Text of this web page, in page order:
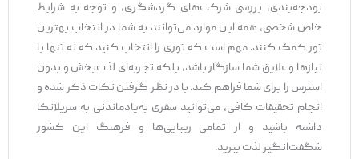
بودجه‌بندی، بررسی شرکت‌های گردشگری، و توجه به شرایط
خاص شخصی، همه این موارد می‌توانند به شما در انتخاب بهترین
تور کمک کنند. مهم است که توری را انتخاب کنید که نه تنها با
نیازها و علایق شما سازگار باشد، بلکه تجربه‌ای لذت‌بخش و بدون
استرس را برای شما فراهم کند. با در نظر گرفتن نکات ذکر شده و
انجام تحقیقات کافی، می‌توانید سفری به‌یادماندنی به سریلانکا
داشته باشید و از تمامی زیبایی‌ها و فرهنگ این کشور
شگفت‌انگیز لذت ببرید.